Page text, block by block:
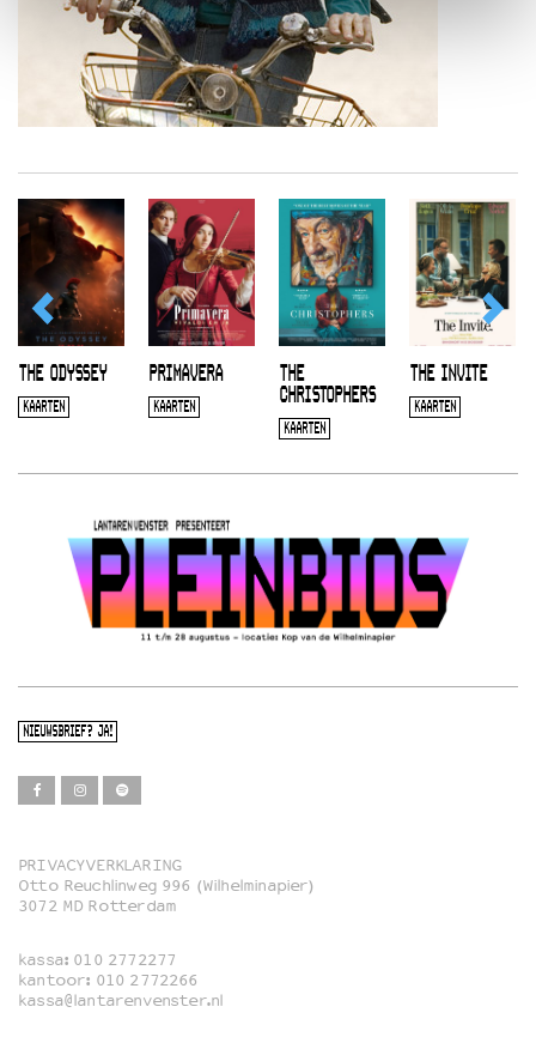
THE ODYSSEY
KAARTEN
PRIMAVERA
KAARTEN
THE
CHRISTOPHERS
KAARTEN
THE INVITE
KAARTEN
NIEUWSBRIEF? JA!
Film
Familie
Film in English
PRIVACYVERKLARING
Otto Reuchlinweg 996 (Wilhelminapier)
3072 MD Rotterdam
kassa: 010 2772277
kantoor: 010 2772266
kassa@lantarenvenster.nl